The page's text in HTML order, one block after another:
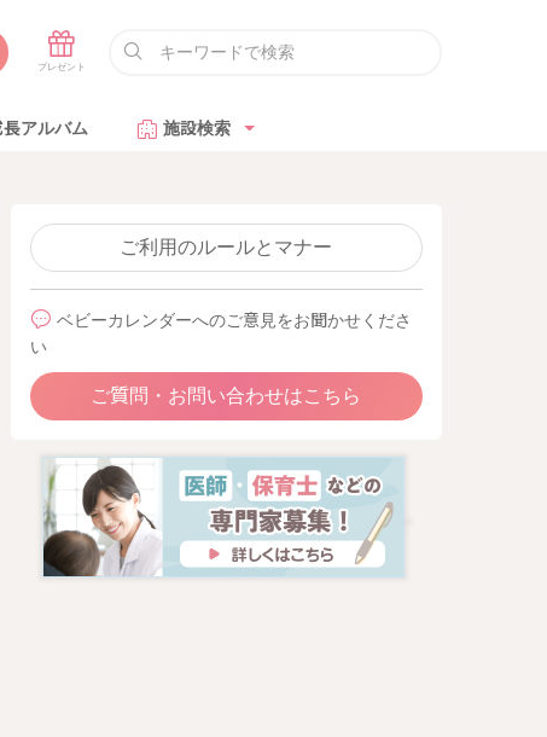
長アルバム 施設検索
ご利用のルールとマナー
ベビーカレンダーへのご意見をお聞かせくださ
い
ご質問・お問い合わせはこちら